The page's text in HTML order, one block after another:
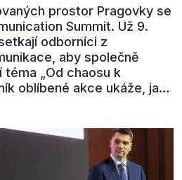
prostor Pragovky se
Summit. Už 9.
odborníci z
aby společně
„Od chaosu k
oblíbené akce ukáže, jak